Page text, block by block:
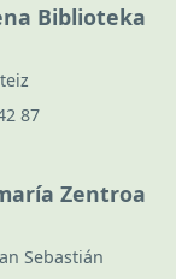
Biblioteka
87
Zentroa
Sebastián